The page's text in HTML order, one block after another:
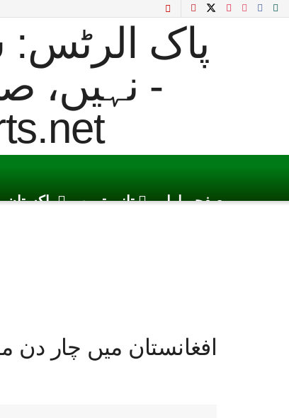
پاکستان تازہ ترین صفحہ اول
افغانستان میں چار دن میں